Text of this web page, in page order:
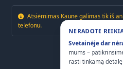
Atsiėmimas Kaune galimas tik iš
telefonu.
NERADOTE
Svetainėje dar
mums –
rasti tinkamą